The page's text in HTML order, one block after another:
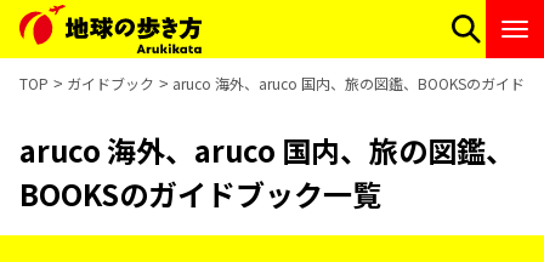
TOP ガイドブック aruco 海外、aruco 国内、旅の図鑑、BOOKSのガイドブ
aruco 海外、aruco 国内、旅の図鑑、
BOOKSのガイドブック一覧